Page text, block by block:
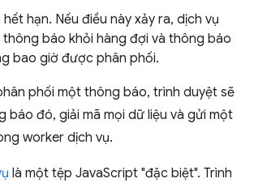
hạn. Nếu điều này xảy ra, dịch vụ
thông báo khỏi hàng đợi và thông báo
bao giờ được phân phối.
phối một thông báo, trình duyệt sẽ
báo đó, giải mã mọi dữ liệu và gửi một
worker dịch vụ.
là một tệp JavaScript "đặc biệt". Trình